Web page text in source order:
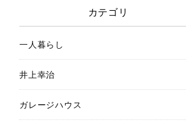
カテゴリ
一人暮らし
井上幸治
ガレージハウス